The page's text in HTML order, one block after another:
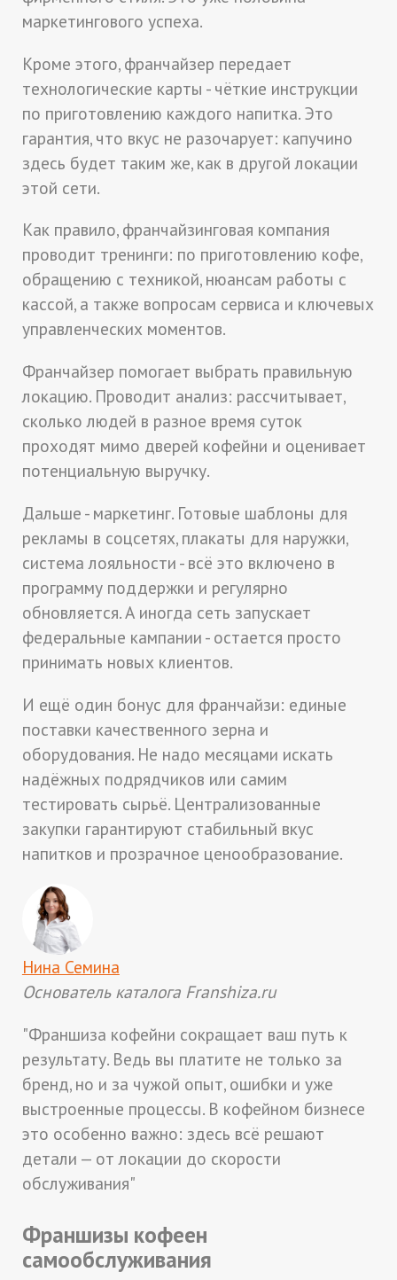
маркетингового успеха.
Кроме этого, франчайзер передает
технологические карты - чёткие инструкции
по приготовлению каждого напитка. Это
гарантия, что вкус не разочарует: капучино
здесь будет таким же, как в другой локации
этой сети.
Как правило, франчайзинговая компания
проводит тренинги: по приготовлению кофе,
обращению с техникой, нюансам работы с
кассой, а также вопросам сервиса и ключевых
управленческих моментов.
Франчайзер помогает выбрать правильную
локацию. Проводит анализ: рассчитывает,
сколько людей в разное время суток
проходят мимо дверей кофейни и оценивает
потенциальную выручку.
Дальше - маркетинг. Готовые шаблоны для
рекламы в соцсетях, плакаты для наружки,
система лояльности - всё это включено в
программу поддержки и регулярно
обновляется. А иногда сеть запускает
федеральные кампании - остается просто
принимать новых клиентов.
И ещё один бонус для франчайзи: единые
поставки качественного зерна и
оборудования. Не надо месяцами искать
надёжных подрядчиков или самим
тестировать сырьё. Централизованные
закупки гарантируют стабильный вкус
напитков и прозрачное ценообразование.
Нина Семина
Основатель каталога Franshiza.ru
"Франшиза кофейни сокращает ваш путь к
результату. Ведь вы платите не только за
бренд, но и за чужой опыт, ошибки и уже
выстроенные процессы. В кофейном бизнесе
это особенно важно: здесь всё решают
детали — от локации до скорости
обслуживания"
Франшизы кофеен
самообслуживания